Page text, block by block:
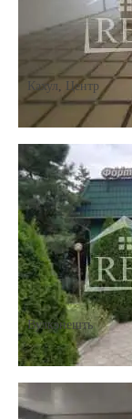
Кахул Центр
Вулкэнешть